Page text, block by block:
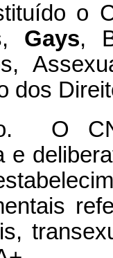
o
Gays,
dos
O
e